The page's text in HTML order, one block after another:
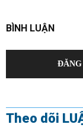
BÌNH LUẬN
Theo dõi